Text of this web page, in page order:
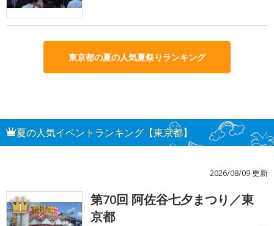
東京都の夏の人気夏祭りランキング
夏の人気イベントランキング【東京都】
2026/08/09 更新
1
第70回 阿佐谷七夕まつり／東
京都